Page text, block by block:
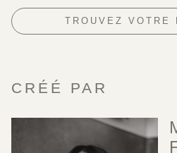
TROUVEZ VOTRE
CRÉÉ PAR